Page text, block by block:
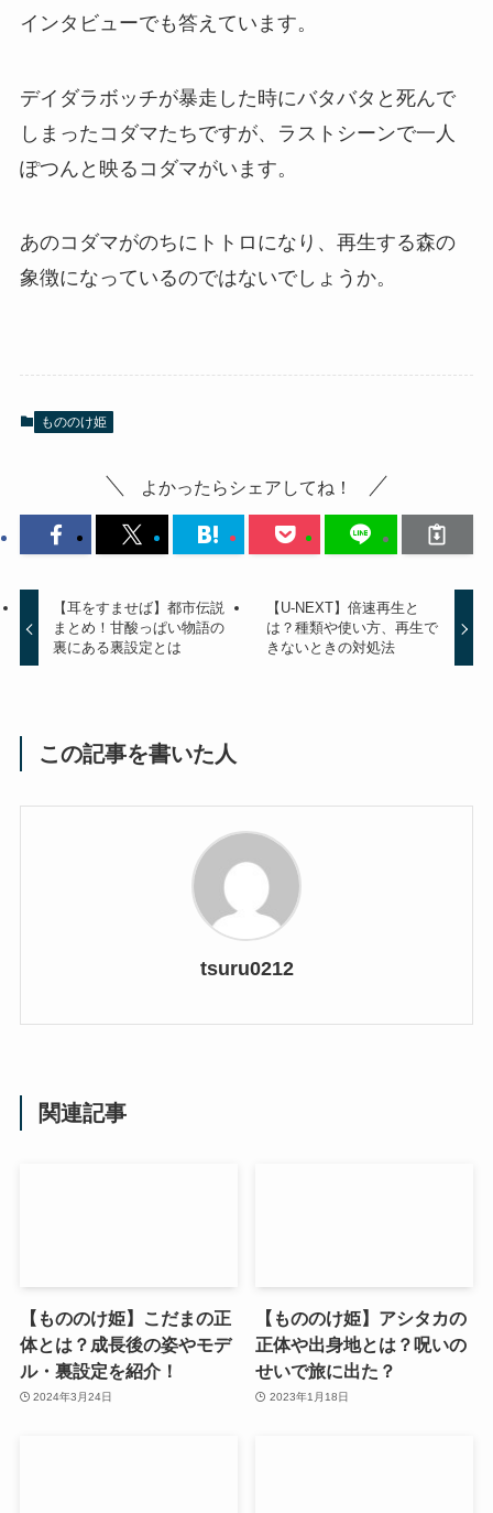
インタビューでも答えています。
デイダラボッチが暴走した時にバタバタと死んで
しまったコダマたちですが、ラストシーンで一人
ぽつんと映るコダマがいます。
あのコダマがのちにトトロになり、再生する森の
象徴になっているのではないでしょうか。
もののけ姫
よかったらシェアしてね！
【耳をすませば】都市伝説
まとめ！甘酸っぱい物語の
裏にある裏設定とは
【U-NEXT】倍速再生と
は？種類や使い方、再生で
きないときの対処法
この記事を書いた人
tsuru0212
関連記事
【もののけ姫】こだまの正
体とは？成長後の姿やモデ
ル・裏設定を紹介！
2024年3月24日
【もののけ姫】アシタカの
正体や出身地とは？呪いの
せいで旅に出た？
2023年1月18日